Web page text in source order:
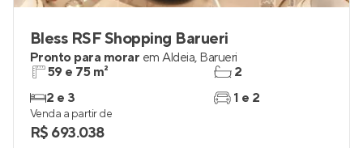
Bless RSF Shopping Barueri
Pronto para morar em Aldeia, Barueri
59 e 75 m²
2 e 3
2
1 e 2
Venda a partir de
R$ 693.038